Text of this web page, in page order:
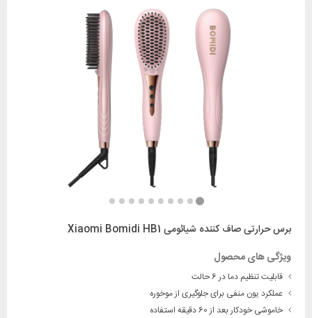
برس حرارتی صاف کننده شیائومی Xiaomi Bomidi HB1
ویژگی های محصول
قابلیت تنظیم دما در 6 حالت
عملکرد یون منفی برای جلوگیری از موخوره
خاموشی خودکار بعد از 60 دقیقه استفاده